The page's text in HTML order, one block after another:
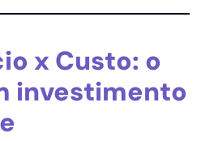
x Custo: o
investimento